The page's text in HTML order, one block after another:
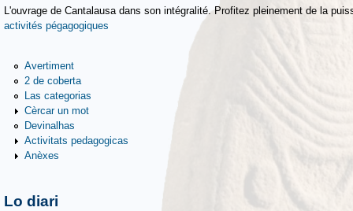
L'ouvrage de Cantalausa dans son intégralité. Profitez pleinement de la
activités pégagogiques
Avertiment
2 de coberta
Las categorias
Cèrcar un mot
Devinalhas
Activitats pedagogicas
Anèxes
Lo diari